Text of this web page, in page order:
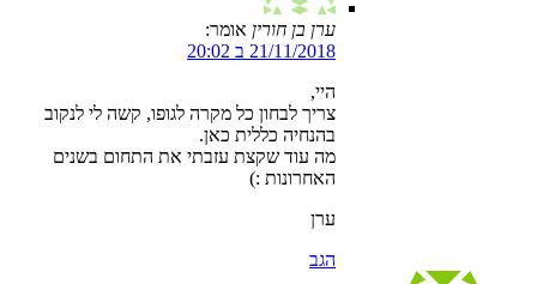
ערן בן חורין אומר:
21/11/2018 ב 20:02
היי,
צריך לבחון כל מקרה לגופו, קשה לי לנקוב
בהנחיה כללית כאן.
מה עוד שקצת עזבתי את התחום בשנים
האחרונות :)
ערן
הגב